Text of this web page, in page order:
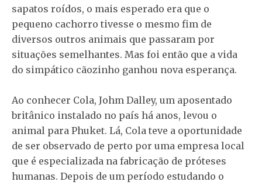
sapatos roídos, o mais esperado era que o
pequeno cachorro tivesse o mesmo fim de
diversos outros animais que passaram por
situações semelhantes. Mas foi então que a vida
do simpático cãozinho ganhou nova esperança.
Ao conhecer Cola, Johm Dalley, um aposentado
britânico instalado no país há anos, levou o
animal para Phuket. Lá, Cola teve a oportunidade
de ser observado de perto por uma empresa local
que é especializada na fabricação de próteses
humanas. Depois de um período estudando o